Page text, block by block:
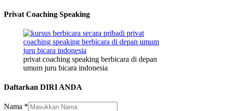
Privat Coaching Speaking
privat coaching speaking berbicara di depan
umum juru bicara indonesia
Daftarkan DIRI ANDA
Nama *